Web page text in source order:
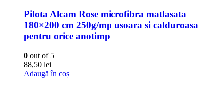
Pilota Alcam Rose microfibra matlasata
180×200 cm 250g/mp usoara si calduroasa
pentru orice anotimp
0 out of 5
88,50 lei
Adaugă în coș